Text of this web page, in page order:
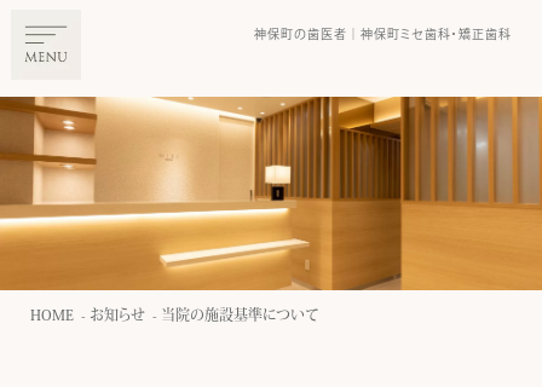
神保町の⻭医者｜神保町ミセ⻭科・矯正⻭科
HOME お知らせ 当院の施設基準について